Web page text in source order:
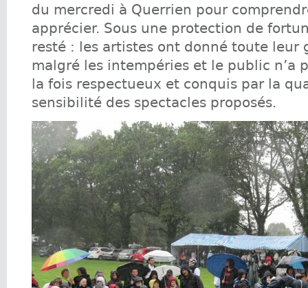
du mercredi à Querrien pour
apprécier. Sous une protection de
resté : les artistes ont donné toute leur
malgré les intempéries et le public n’a
la fois respectueux et conquis par la
sensibilité des spectacles proposés.